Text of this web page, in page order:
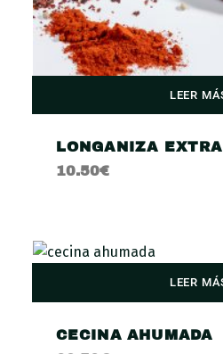
LEER
LONGANIZA
10.50€
LEER
CECINA AHUMADA